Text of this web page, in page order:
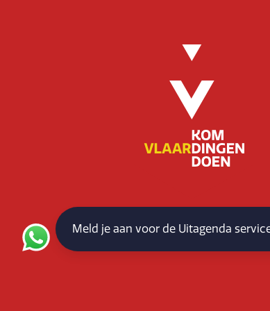
Meld je aan voor de Uitagenda